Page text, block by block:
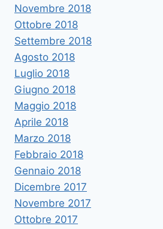
Novembre 2018
Ottobre 2018
Settembre 2018
Agosto 2018
Luglio 2018
Giugno 2018
Maggio 2018
Aprile 2018
Marzo 2018
Febbraio 2018
Gennaio 2018
Dicembre 2017
Novembre 2017
Ottobre 2017